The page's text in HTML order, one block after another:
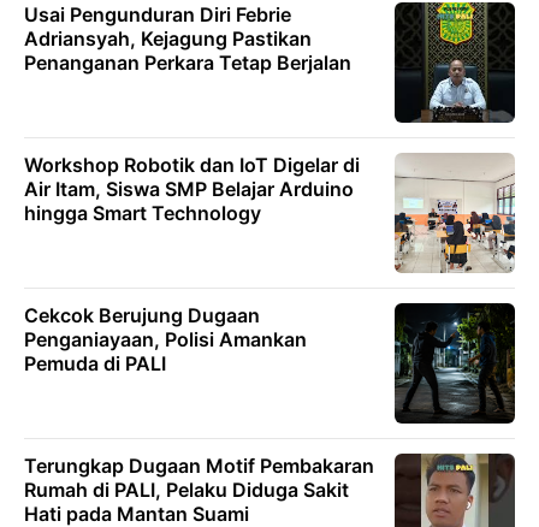
Usai Pengunduran Diri Febrie
Adriansyah, Kejagung Pastikan
Penanganan Perkara Tetap Berjalan
Workshop Robotik dan IoT Digelar di
Air Itam, Siswa SMP Belajar Arduino
hingga Smart Technology
Cekcok Berujung Dugaan
Penganiayaan, Polisi Amankan
Pemuda di PALI
Terungkap Dugaan Motif Pembakaran
Rumah di PALI, Pelaku Diduga Sakit
Hati pada Mantan Suami